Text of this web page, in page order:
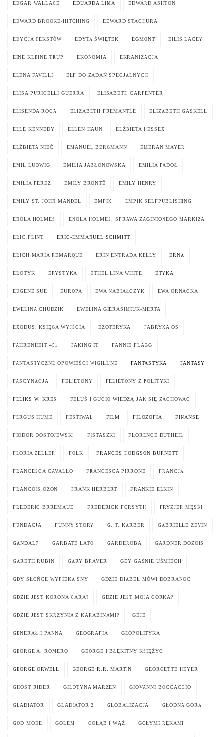
EDGAR WALLACE EDUARDA LIMA EDWARD ASHTON
EDWARD BROOKE-HITCHING EDWARD STACHURA
EDYCJA TEKSTÓW EDYTA ŚWIĘTEK EGMONT EILIS LACEY
EINE KLEINE TRUP EKONOMIA EKRANIZACJA
ELENA FAVILLI ELF DO ZADAŃ SPECJALNYCH
ELISA PURICELLI GUERRA ELISABETH CARPENTER
ELISENDA ROCA ELIZABETH FREMANTLE ELIZABETH GASKELL
ELLE KENNEDY ELLEN HAUN ELŻBIETA I ESSEX
ELŻBIETA NIEĆ EMANUEL BERGMANN EMERAN MAYER
EMIL LUDWIG EMILIA JABŁONOWSKA EMILIA PADOŁ
EMILIA PEREZ EMILY BRONTË EMILY HENRY
EMILY ST. JOHN MANDEL EMPIK EMPIK SELFPUBLISHING
ENOLA HOLMES ENOLA HOLMES. SPRAWA ZAGINIONEGO MARKIZA
ERIC FLINT ERIC-EMMANUEL SCHMITT
ERICH MARIA REMARQUE ERIN ENTRADA KELLY ERNA
EROTYK ERYSTYKA ETHEL LINA WHITE ETYKA
EUGENE SUE EUROPA EWA NABIAŁCZYK EWA ORNACKA
EWELINA CHUDZIK EWELINA GIERASIMIUK-MERTA
EXODUS. KSIĘGA WYJŚCIA EZOTERYKA FABRYKA OS
FAHRENHEIT 451 FAKING IT FANNIE FLAGG
FANTASTYCZNE OPOWIEŚCI WIGILIJNE FANTASTYKA FANTASY
FASCYNACJA FELIETONY FELIETONY Z POLITYKI
FELIKS W. KRES FELUŚ I GUCIO WIEDZĄ JAK SIĘ ZACHOWAĆ
FERGUS HUME FESTIWAL FILM FILOZOFIA FINANSE
FIODOR DOSTOJEWSKI FISTASZKI FLORENCE DUTHEIL
FLORIA ZELLER FOLK FRANCES HODGSON BURNETT
FRANCESCA CAVALLO FRANCESCA PIRRONE FRANCJA
FRANCOIS OZON FRANK HERBERT FRANKIE ELKIN
FREDERIC BRREMAUD FREDERICK FORSYTH FRYZJER MĘSKI
FUNDACJA FUNNY STORY G. T. KARBER GABRIELLE ZEVIN
GANDALF GARBATE LATO GARDEROBA GARDNER DOZOIS
GARETH RUBIN GARY BRAVER GDY GAŚNIE UŚMIECH
GDY SŁOŃCE WYPIEKA SNY GDZIE DIABEŁ MÓWI DOBRANOC
GDZIE JEST KORONA CARA? GDZIE JEST MOJA CÓRKA?
GDZIE JEST SKRZYNIA Z KARABINAMI? GEJE
GENERAŁ I PANNA GEOGRAFIA GEOPOLITYKA
GEORGE A. ROMERO GEORGE I BŁĘKITNY KSIĘŻYC
GEORGE ORWELL GEORGE R.R. MARTIN GEORGETTE HEYER
GHOST RIDER GILOTYNA MARZEŃ GIOVANNI BOCCACCIO
GLADIATOR GLADIATOR 2 GLOBALIZACJA GŁODNA GÓRA
GOD MODE GOLEM GOŁĄB I WĄŻ GOŁYMI RĘKAMI